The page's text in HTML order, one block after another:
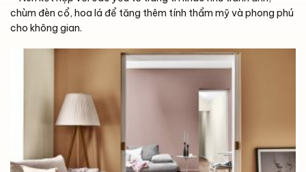
chùm đèn cổ, hoa lá để tăng thêm tính thẩm mỹ và phong phú
cho không gian.